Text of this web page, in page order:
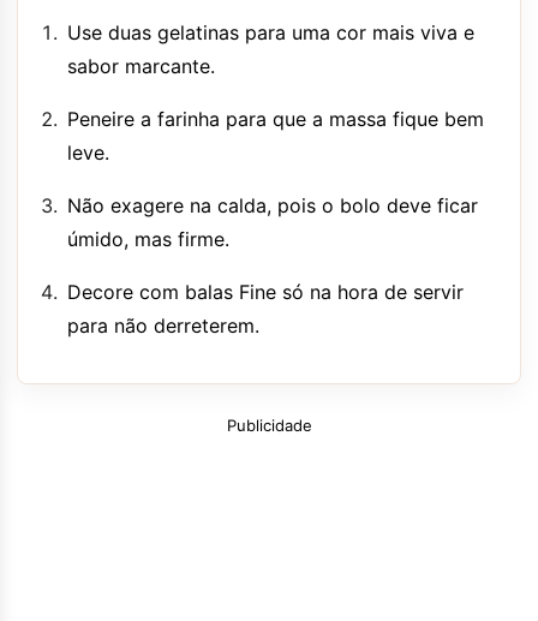
Use duas gelatinas para uma cor mais viva e
sabor marcante.
Peneire a farinha para que a massa fique bem
leve.
Não exagere na calda, pois o bolo deve ficar
úmido, mas firme.
Decore com balas Fine só na hora de servir
para não derreterem.
Publicidade